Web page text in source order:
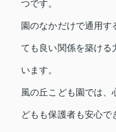
つです。
園のなかだけで通用す
ても良い関係を築ける
います。
風の丘こども園では
どもも保護者も安心で